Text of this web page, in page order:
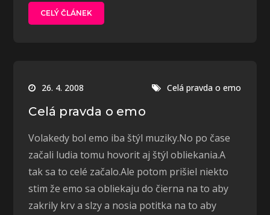
CELÝ ČLÁNEK
26. 4. 2008 Celá pravda o emo
Celá pravda o emo
Volakedy bol emo iba štýl muziky.No po čase
začali ludia tomu hovorit aj štýl obliekania.A
tak sa to celé začalo.Ale potom prišiel niekto
stim že emo sa obliekaju do čierna na to aby
zakrily krv a slzy a nosia potitka na to aby